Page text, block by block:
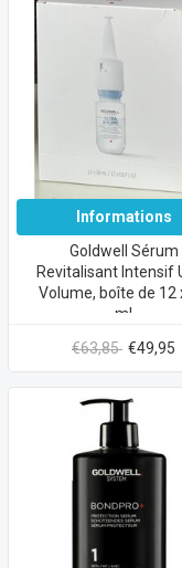
Informations
Goldwell Sérum
Revitalisant Intensif
Volume, boîte de 12
ml
€63,85 €49,95